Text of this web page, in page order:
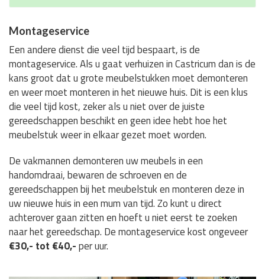
Montageservice
Een andere dienst die veel tijd bespaart, is de
montageservice. Als u gaat verhuizen in Castricum dan is de
kans groot dat u grote meubelstukken moet demonteren
en weer moet monteren in het nieuwe huis. Dit is een klus
die veel tijd kost, zeker als u niet over de juiste
gereedschappen beschikt en geen idee hebt hoe het
meubelstuk weer in elkaar gezet moet worden.
De vakmannen demonteren uw meubels in een
handomdraai, bewaren de schroeven en de
gereedschappen bij het meubelstuk en monteren deze in
uw nieuwe huis in een mum van tijd. Zo kunt u direct
achterover gaan zitten en hoeft u niet eerst te zoeken
naar het gereedschap. De montageservice kost ongeveer
€30,- tot €40,-per uur.